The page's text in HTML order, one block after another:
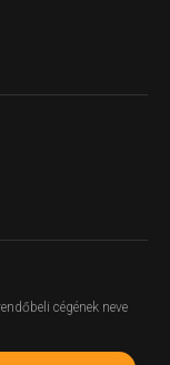
cégének neve